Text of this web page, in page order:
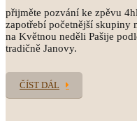
přijměte pozvání ke zpěvu
zapotřebí početnější skupiny
na Květnou neděli Pašije
tradičně Janovy.
ČÍST DÁL